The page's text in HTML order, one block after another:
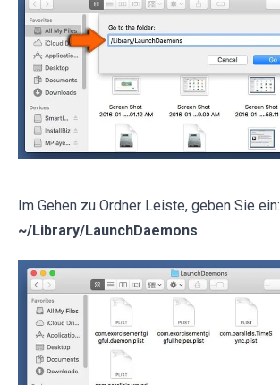
Im Gehen zu Ordner Leiste, geben Sie ein:
~/Library/LaunchDaemons